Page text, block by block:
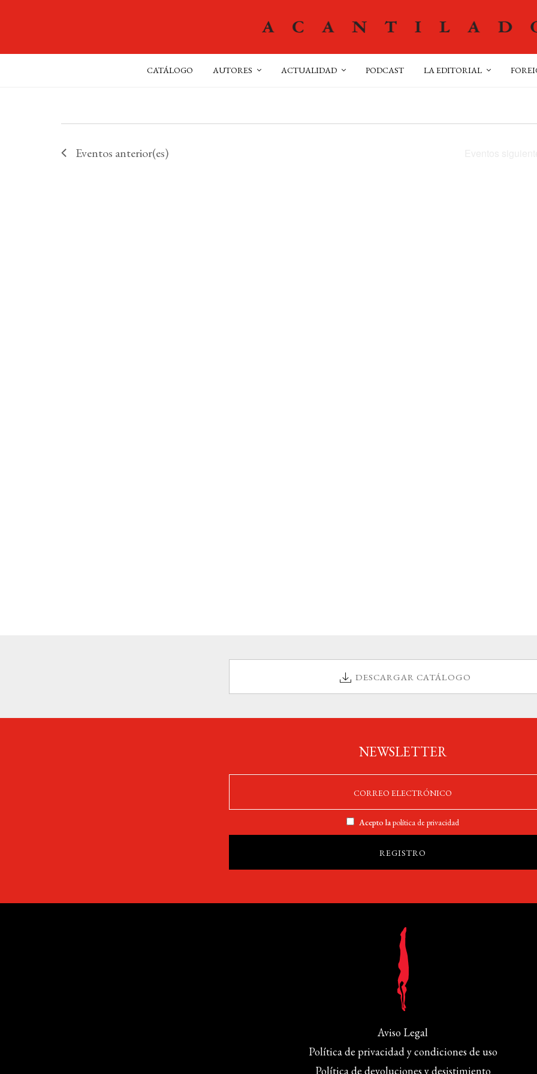
CATÁLOGO AUTORES ACTUALIDAD PODCAST LA EDITORIAL
Eventos anterior(es)
DESCARGAR CATÁLOGO
NEWSLETTER
Acepto lapolítica de privacidad
Aviso Legal
Política de privacidad y condiciones de uso
Política de devoluciones y desistimiento